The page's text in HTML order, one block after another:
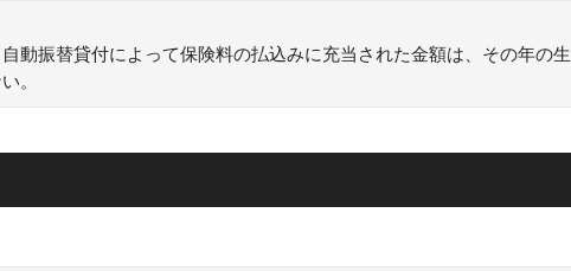
動振替貸付によって保険料の払込みに充当された金額は、その年の生
。